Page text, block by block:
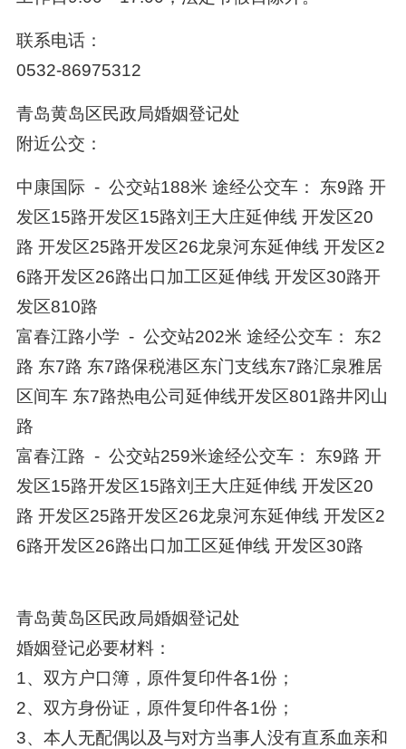
联系电话：
0532-86975312
青岛黄岛区民政局婚姻登记处
附近公交：
中康国际 - 公交站188米 途经公交车： 东9路 开
发区15路开发区15路刘王大庄延伸线 开发区20
路 开发区25路开发区26龙泉河东延伸线 开发区2
6路开发区26路出口加工区延伸线 开发区30路开
发区810路
富春江路小学 - 公交站202米 途经公交车： 东2
路 东7路 东7路保税港区东门支线东7路汇泉雅居
区间车 东7路热电公司延伸线开发区801路井冈山
路
富春江路 - 公交站259米途经公交车： 东9路 开
发区15路开发区15路刘王大庄延伸线 开发区20
路 开发区25路开发区26龙泉河东延伸线 开发区2
6路开发区26路出口加工区延伸线 开发区30路
青岛黄岛区民政局婚姻登记处
婚姻登记必要材料：
1、双方户口簿，原件复印件各1份；
2、双方身份证，原件复印件各1份；
3、本人无配偶以及与对方当事人没有直系血亲和